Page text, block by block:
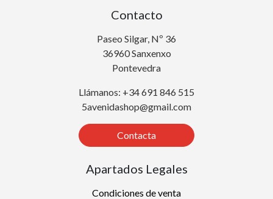
Contacto
Paseo Silgar, Nº 36
36960 Sanxenxo
Pontevedra
Llámanos: +34 691 846 515
5avenidashop@gmail.com
Contacta
Apartados Legales
Condiciones de venta